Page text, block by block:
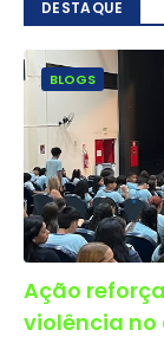
DESTAQUE
BLOGS
Ação
violência